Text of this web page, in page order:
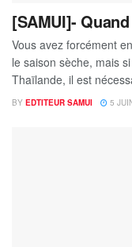
[SAMUI]-
Vous avez forcément
le saison sèche, mais
Thaïlande, il est
BY EDTITEUR SAMUI 5